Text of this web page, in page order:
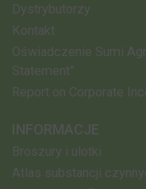
Dystrybutorzy
Kontakt
Oświadczenie Sumi
Statement”
Report on Corporate
INFORMACJE
Broszury i ulotki
Atlas substancji